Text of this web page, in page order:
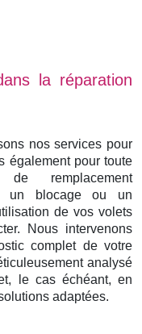
la réparation
nos services pour
également pour toute
remplacement
un blocage ou un
de vos volets
Nous intervenons
complet de votre
analysé
le cas échéant, en
adaptées.